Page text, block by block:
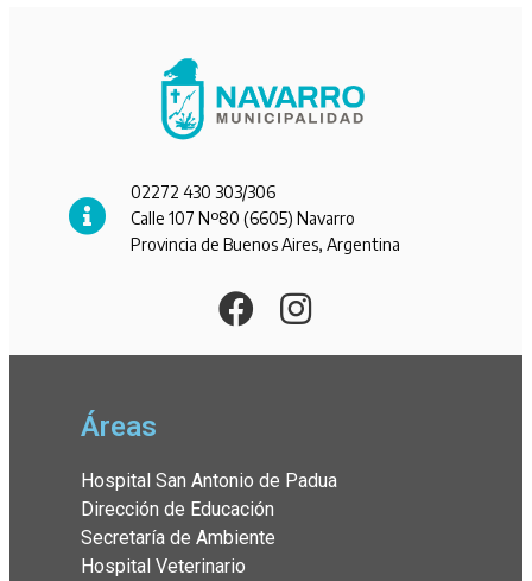
02272 430 303/306
Calle 107 Nº80 (6605) Navarro
Provincia de Buenos Aires, Argentina
Áreas
Hospital San Antonio de Padua
Dirección de Educación
Secretaría de Ambiente
Hospital Veterinario